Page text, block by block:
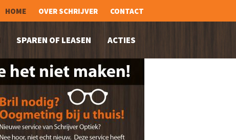
HOME OVER SCHRIJVER CONTACT
SPAREN OF LEASEN ACTIES